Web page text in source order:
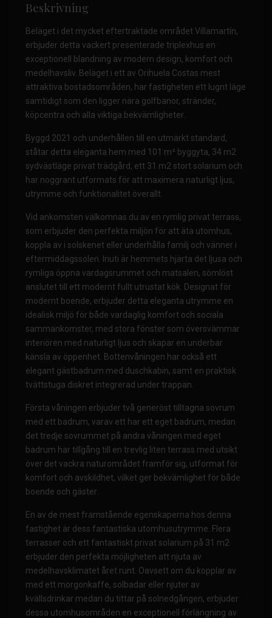
Beskrivning
Beläget i det mycket eftertraktade området Villamartín,
erbjuder detta vackert presenterade triplexhus en
exceptionell blandning av modern design, komfort och
medelhavsliv. Beläget i ett av Orihuela Costas mest
attraktiva bostadsområden, har fastigheten ett lugnt läge
samtidigt som den ligger nära golfbanor, stränder,
köpcentra och alla viktiga bekvämligheter.
Byggd 2021 och underhållen till en utmärkt standard,
ståtar detta eleganta hem med 101 m² byggyta, 34 m2
sydvästläge privat trädgård, ett 31 m2 stort solarium och
har noggrant utformats för att maximera naturligt ljus,
utrymme och funktionalitet överallt.
Vid ankomsten välkomnas du av en rymlig privat terrass,
som erbjuder den perfekta miljön för att äta utomhus,
koppla av i solskenet eller underhålla familj och vänner i
eftermiddagssolen. Inuti är hemmets hjärta det ljusa och
rymliga öppna vardagsrummet och matsalen, sömlöst
anslutet till ett modernt fullt utrustat kök. Designat för
modernt boende, erbjuder detta eleganta utrymme en
idealisk miljö för både vardaglig komfort och sociala
sammankomster, med stora fönster som översvämmar
interiören med naturligt ljus och skapar en underbar
känsla av öppenhet. Bottenvåningen har också ett
elegant gästbadrum med duschkabin, samt en praktisk
tvättstuga diskret integrerad under trappan.
Första våningen erbjuder två generöst tilltagna sovrum
med ett badrum, varav ett har ett eget badrum, medan
det tredje sovrummet på andra våningen med eget
badrum har tillgång till en trevlig liten terrass med utsikt
över det vackra naturområdet framför sig, utformat för
komfort och avskildhet, vilket ger bekvämlighet för både
boende och gäster.
En av de mest framstående egenskaperna hos denna
fastighet är dess fantastiska utomhusutrymme. Flera
terrasser och ett fantastiskt privat solarium på 31 m2
erbjuder den perfekta möjligheten att njuta av
medelhavsklimatet året runt. Oavsett om du kopplar av
med ett morgonkaffe, solbadar eller njuter av
kvällsdrinkar medan du tittar på solnedgången, erbjuder
dessa utomhusområden en exceptionell förlängning av